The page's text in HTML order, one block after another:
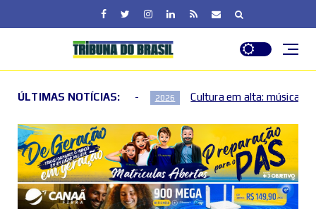
ÚLTIMAS NOTÍCIAS:
2026 Cultura em alta: música, teatro e exposições